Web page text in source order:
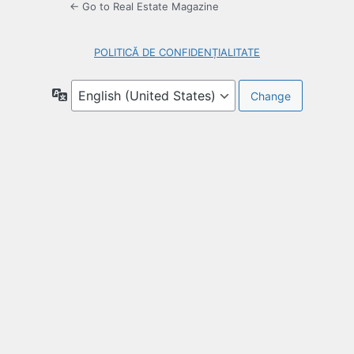
← Go to Real Estate Magazine
POLITICĂ DE CONFIDENȚIALITATE
Language